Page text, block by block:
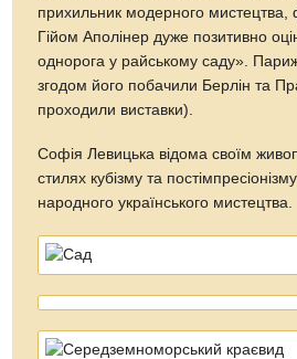
прихильник модерного мистецтва,
Гійом Аполінер дуже позитивно
однорога у райському саду». Париж
згодом його побачили Берлін та
проходили виставки).
Софія Левицька відома своїм
стилях кубізму та
народного українського мистецтва.